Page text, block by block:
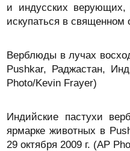
и индусских верующих,
искупаться в священном
Верблюды в лучах
Pushkar, Раджастан,
Photo/Kevin Frayer)
Индийские пастухи
ярмарке животных в
29 октября 2009 г. (AP